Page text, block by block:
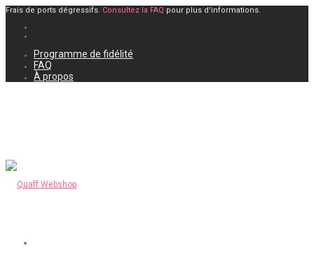
Frais de ports dégressifs. Consultez la FAQ pour plus d'informations.
Programme de fidélité
FAQ
À propos